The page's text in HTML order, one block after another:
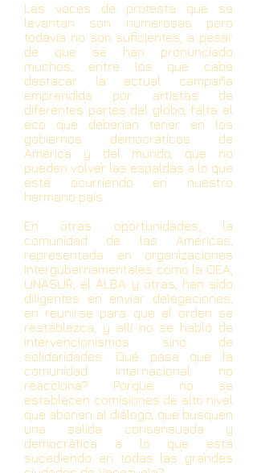
Las voces de protesta que se
levantan son numerosas pero
todavía no son suficientes, a pesar
de que se han pronunciado
muchos, entre los que cabe
destacar la actual campaña
emprendida por artistas de
diferentes partes del globo, falta el
eco que deberían tener en los
gobiernos democráticos de
América y del mundo, que no
pueden volver las espaldas a lo que
está ocurriendo en nuestro
hermano país.
En otras oportunidades, la
comunidad de las Américas,
representada en organizaciones
intergubernamentales como la OEA,
UNASUR, el ALBA y otras, han sido
diligentes en enviar delegaciones,
en reunirse para que el orden se
restablezca, y allí no se habló de
intervencionismos sino de
solidaridades. Qué pasa que la
comunidad internacional no
reacciona? Porqué no se
establecen comisiones de alto nivel
que abonen al diálogo, que busquen
una salida consensuada y
democrática a lo que está
sucediendo en todas las grandes